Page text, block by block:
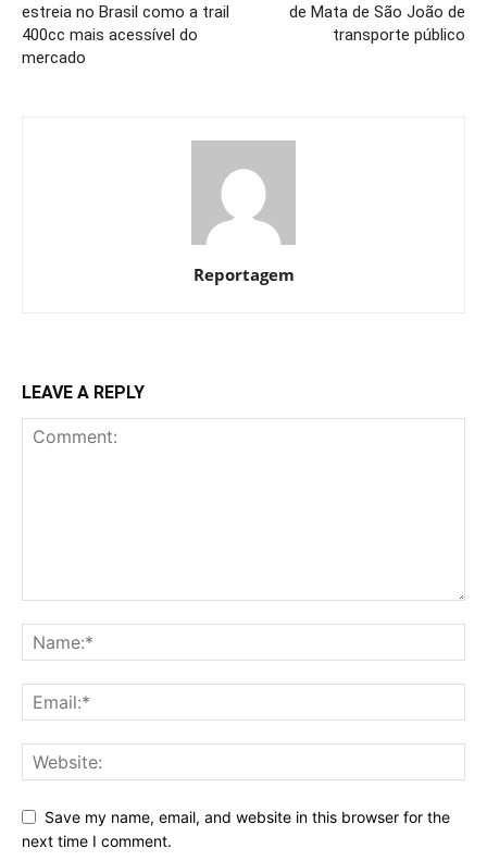
estreia no Brasil como a trail
400cc mais acessível do
mercado
de Mata de São João de
transporte público
Reportagem
LEAVE A REPLY
Save my name, email, and website in this browser for the
next time I comment.